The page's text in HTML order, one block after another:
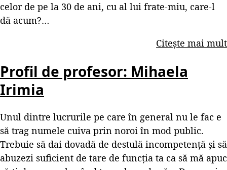
celor de pe la 30 de ani, cu al lui frate-miu, care-l
dă acum?…
Citește mai mult
Profil de profesor: Mihaela
Irimia
Unul dintre lucrurile pe care în general nu le fac e
să trag numele cuiva prin noroi în mod public.
Trebuie să dai dovadă de destulă incompetență și să
abuzezi suficient de tare de funcția ta ca să mă apuc